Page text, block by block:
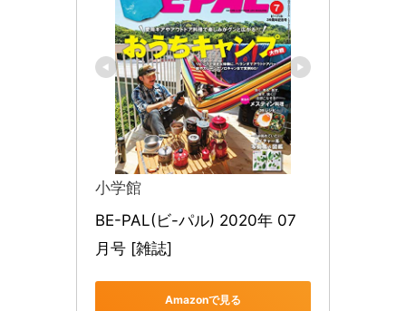
小学館
BE-PAL(ビ-パル) 2020年 07
月号 [雑誌]
Amazonで見る